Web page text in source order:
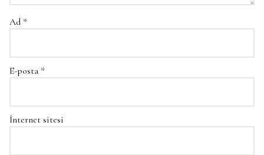
Ad *
E-posta *
İnternet sitesi